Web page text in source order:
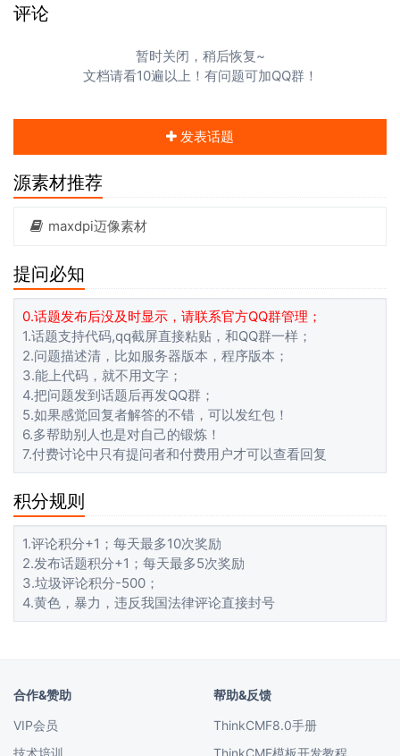
评论
暂时关闭，稍后恢复~
文档请看10遍以上！有问题可加QQ群！
发表话题
源素材推荐
maxdpi迈像素材
提问必知
0.话题发布后没及时显示，请联系官方QQ群管理；
1.话题支持代码,qq截屏直接粘贴，和QQ群一样；
2.问题描述清，比如服务器版本，程序版本；
3.能上代码，就不用文字；
4.把问题发到话题后再发QQ群；
5.如果感觉回复者解答的不错，可以发红包！
6.多帮助别人也是对自己的锻炼！
7.付费讨论中只有提问者和付费用户才可以查看回复
积分规则
1.评论积分+1；每天最多10次奖励
2.发布话题积分+1；每天最多5次奖励
3.垃圾评论积分-500；
4.黄色，暴力，违反我国法律评论直接封号
合作&赞助
VIP会员
技术培训
帮助&反馈
ThinkCMF8.0手册
ThinkCMF模板开发教程